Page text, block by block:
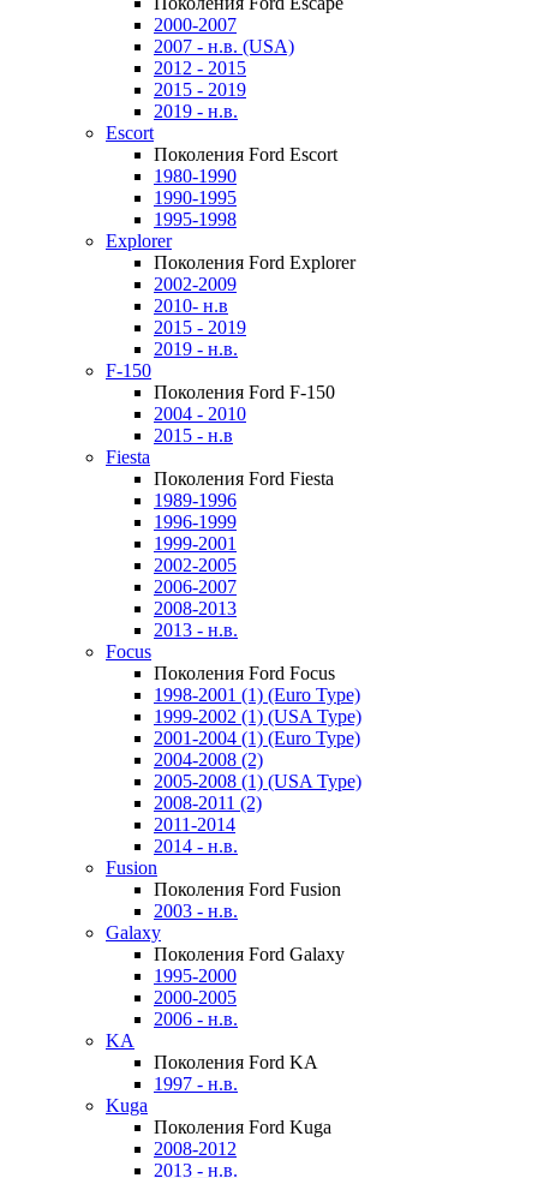
2000-2007
2007 - н.в. (USA)
2012 - 2015
2015 - 2019
2019 - н.в.
Escort
Поколения Ford Escort
1980-1990
1990-1995
1995-1998
Explorer
Поколения Ford Explorer
2002-2009
2010- н.в
2015 - 2019
2019 - н.в.
F-150
Поколения Ford F-150
2004 - 2010
2015 - н.в
Fiesta
Поколения Ford Fiesta
1989-1996
1996-1999
1999-2001
2002-2005
2006-2007
2008-2013
2013 - н.в.
Focus
Поколения Ford Focus
1998-2001 (1) (Euro Type)
1999-2002 (1) (USA Type)
2001-2004 (1) (Euro Type)
2004-2008 (2)
2005-2008 (1) (USA Type)
2008-2011 (2)
2011-2014
2014 - н.в.
Fusion
Поколения Ford Fusion
2003 - н.в.
Galaxy
Поколения Ford Galaxy
1995-2000
2000-2005
2006 - н.в.
KA
Поколения Ford KA
1997 - н.в.
Kuga
Поколения Ford Kuga
2008-2012
2013 - н.в.